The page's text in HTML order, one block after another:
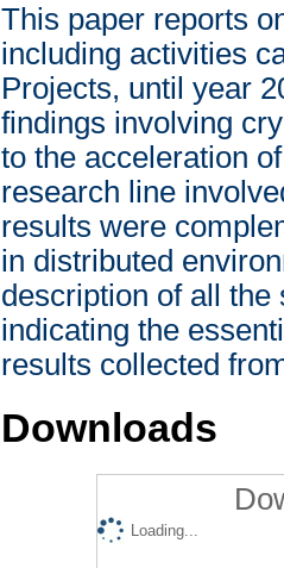
This paper reports
including activities
Projects, until year
findings involving
to the acceleration
research line
results were
in distributed
description of all
indicating the
results collected
Downloads
Loading...